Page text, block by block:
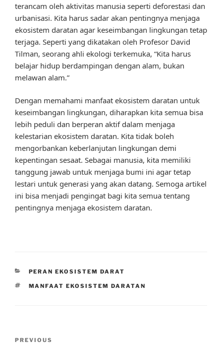
terancam oleh aktivitas manusia seperti deforestasi dan
urbanisasi. Kita harus sadar akan pentingnya menjaga
ekosistem daratan agar keseimbangan lingkungan tetap
terjaga. Seperti yang dikatakan oleh Profesor David
Tilman, seorang ahli ekologi terkemuka, “Kita harus
belajar hidup berdampingan dengan alam, bukan
melawan alam.”
Dengan memahami manfaat ekosistem daratan untuk
keseimbangan lingkungan, diharapkan kita semua bisa
lebih peduli dan berperan aktif dalam menjaga
kelestarian ekosistem daratan. Kita tidak boleh
mengorbankan keberlanjutan lingkungan demi
kepentingan sesaat. Sebagai manusia, kita memiliki
tanggung jawab untuk menjaga bumi ini agar tetap
lestari untuk generasi yang akan datang. Semoga artikel
ini bisa menjadi pengingat bagi kita semua tentang
pentingnya menjaga ekosistem daratan.
CATEGORIES
PERAN EKOSISTEM DARAT
TAGS
MANFAAT EKOSISTEM DARATAN
Previous
PREVIOUS